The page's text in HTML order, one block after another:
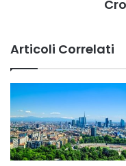
Articoli Correlati